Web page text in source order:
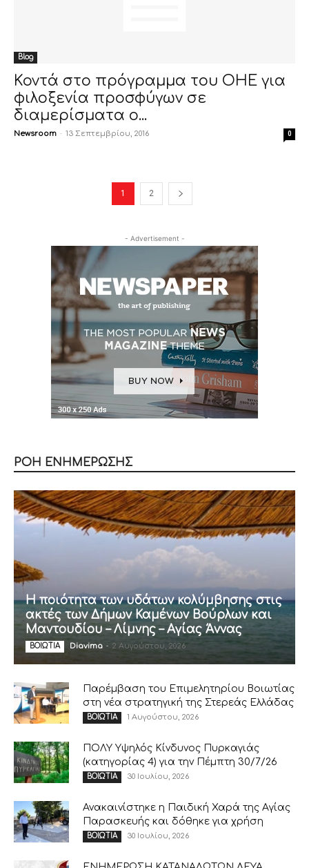
Blog
Κοντά στο πρόγραμμα του ΟΗΕ για
φιλοξενία προσφύγων σε
διαμερίσματα ο...
Newsroom - 13 Σεπτεμβρίου, 2016 0
1 2
- Advertisement -
ΡΟΗ ΕΝΗΜΕΡΩΣΗΣ
Η ποιότητα των υδάτων κολύμβησης στις
ακτές των Δήμων Καμένων Βούρλων και
Μαντουδίου – Λίμνης – Αγίας Άννας
ΒΟΙΩΤΙΑ Diavima - 2 Αυγούστου, 2026
Παρέμβαση του Επιμελητηρίου Βοιωτίας
στη νέα στρατηγική της Στερεάς Ελλάδας
ΒΟΙΩΤΙΑ 1 Αυγούστου, 2026
ΠΟΛΥ Υψηλός Κίνδυνος Πυρκαγιάς
(κατηγορίας 4) για την Πέμπτη 30/7/26
ΒΟΙΩΤΙΑ 30 Ιουλίου, 2026
Ανακαινίστηκε η Παιδική Χαρά της Αγίας
Παρασκευής και δόθηκε για χρήση
ΒΟΙΩΤΙΑ 30 Ιουλίου, 2026